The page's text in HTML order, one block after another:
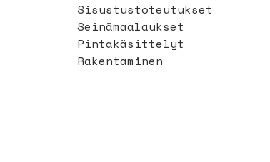
Sisustustoteutukset
Seinämaalaukset
Pintakäsittelyt
Rakentaminen